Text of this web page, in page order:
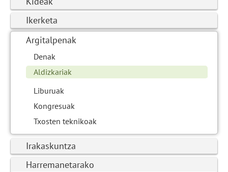
Ikerketa
Argitalpenak
Denak
Aldizkariak
Liburuak
Kongresuak
Txosten teknikoak
Irakaskuntza
Harremanetarako